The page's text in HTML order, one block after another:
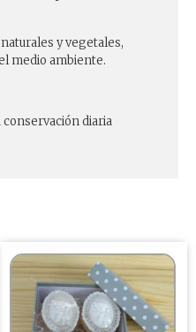
y vegetales,
medio ambiente.
conservación diaria